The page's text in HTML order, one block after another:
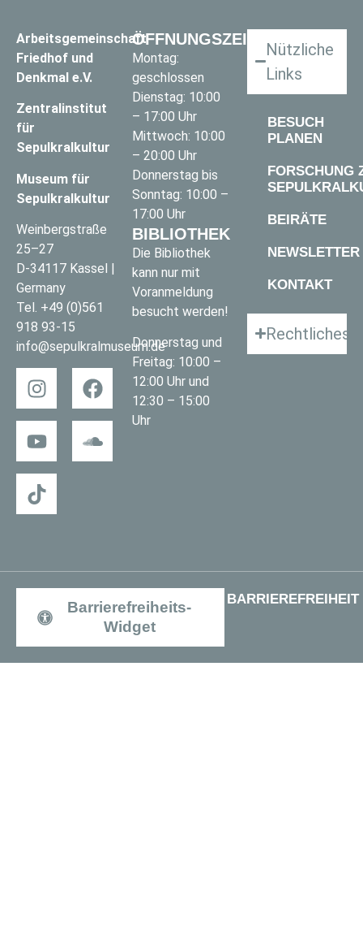
Arbeitsgemeinschaft
Friedhof und
Denkmal e.V.
Zentralinstitut
für
Sepulkralkultur
Museum für
Sepulkralkultur
Weinbergstraße
25–27
D-34117 Kassel |
Germany
Tel. +49 (0)561
918 93-15
info@sepulkralmuseum.de
ÖFFNUNGSZEITEN
Montag:
geschlossen
Dienstag: 10:00
– 17:00 Uhr
Mittwoch: 10:00
– 20:00 Uhr
Donnerstag bis
Sonntag: 10:00 –
17:00 Uhr
BIBLIOTHEK
Die Bibliothek
kann nur mit
Voranmeldung
besucht werden!
Donnerstag und
Freitag: 10:00 –
12:00 Uhr und
12:30 – 15:00
Uhr
Nützliche
Links
BESUCH
PLANEN
FORSCHUNG
BEIRÄTE
NEWSLETTER
KONTAKT
Rechtliches
Barrierefreiheits-
Widget
BARRIEREFREIHEIT